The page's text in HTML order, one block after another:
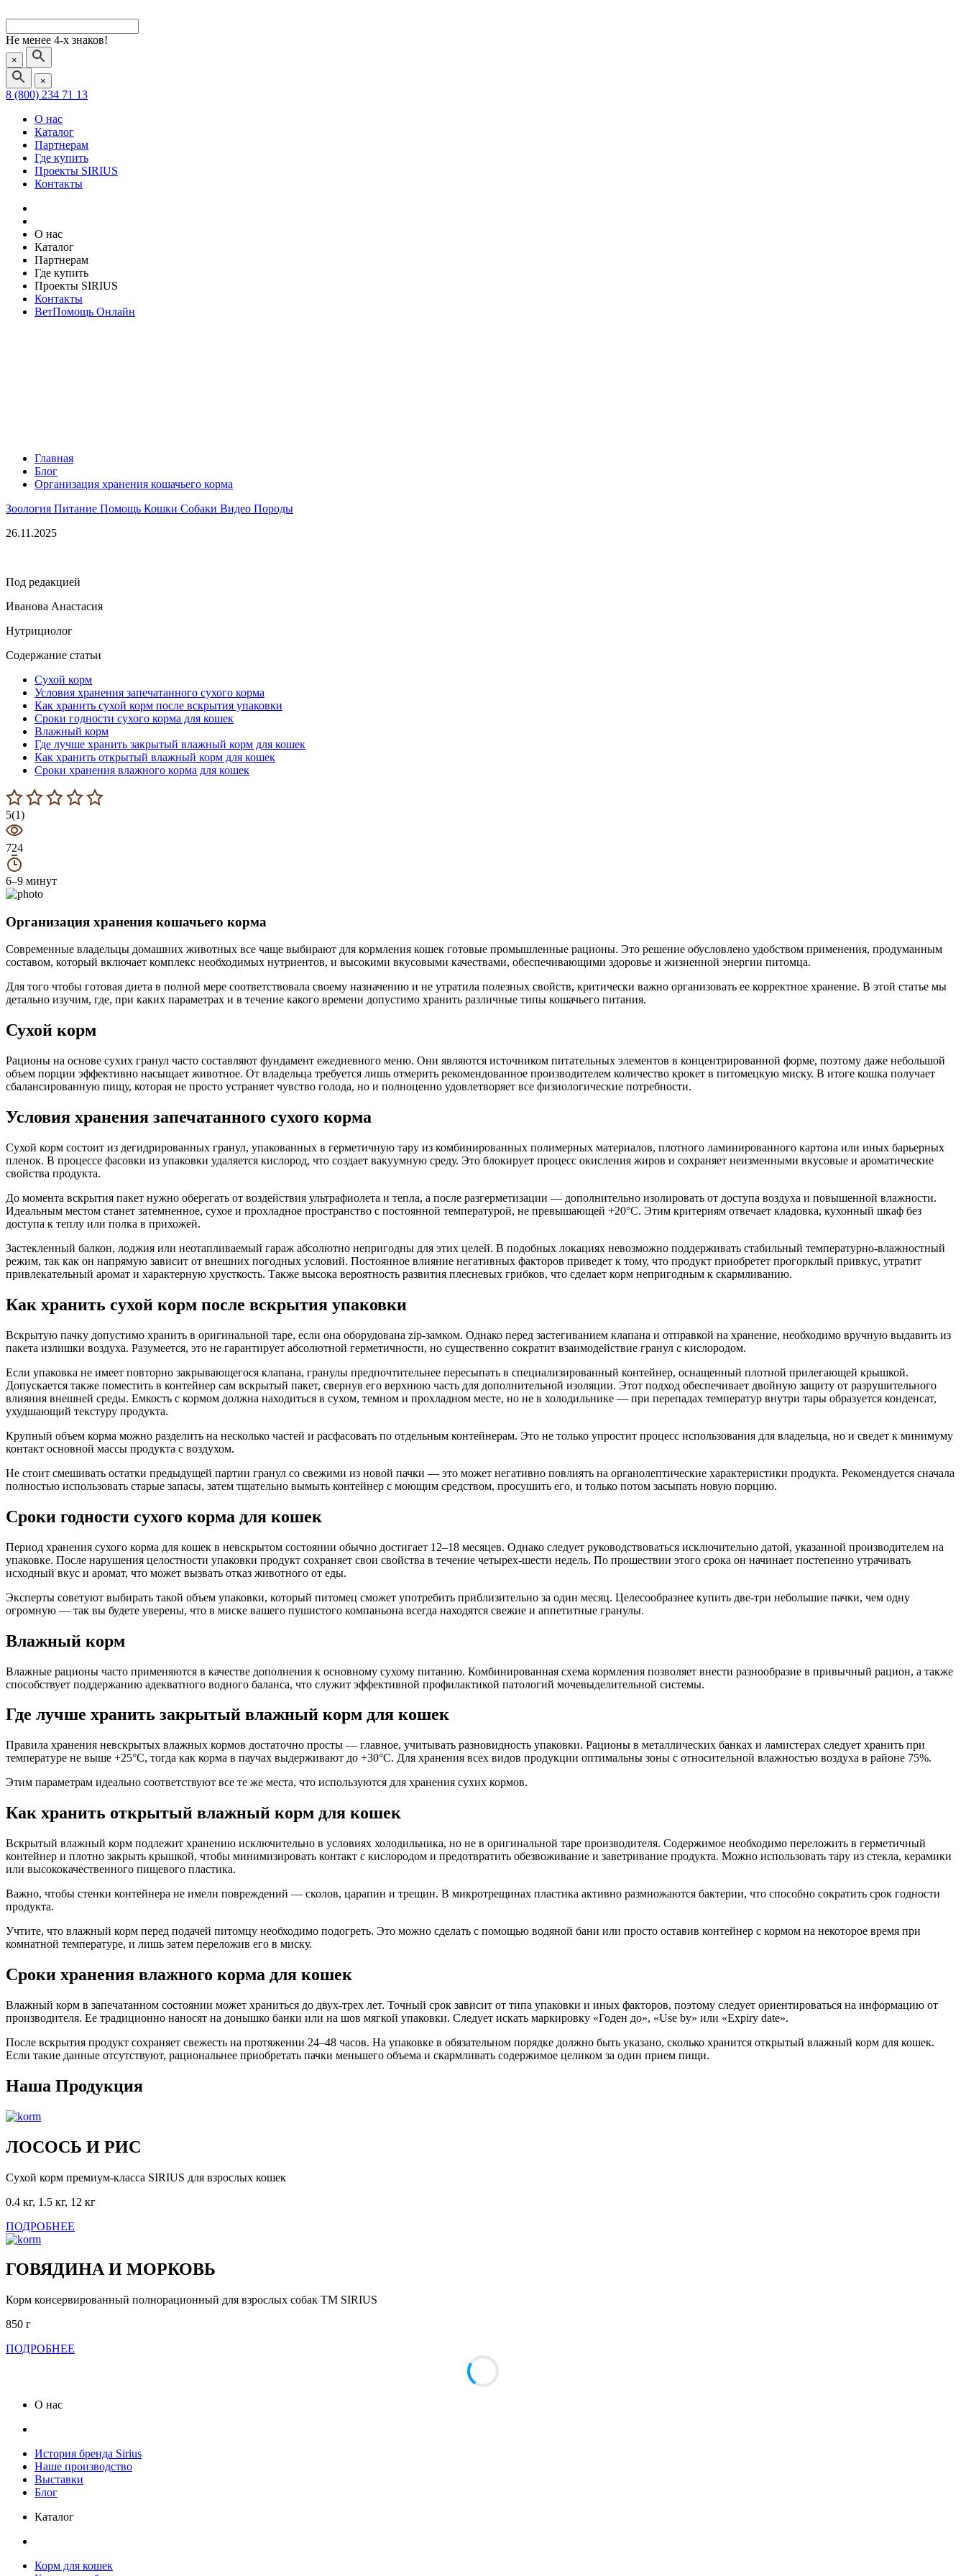
Не менее 4-х знаков!
×
×
8 (800) 234 71 13
О нас
Каталог
Партнерам
Где купить
Проекты SIRIUS
Контакты
О нас
Каталог
Партнерам
Где купить
Проекты SIRIUS
Контакты
ВетПомощь Онлайн
Главная
Блог
Организация хранения кошачьего корма
Зоология Питание Помощь Кошки Собаки Видео Породы
26.11.2025
Под редакцией
Иванова Анастасия
Нутрициолог
Содержание статьи
Сухой корм
Условия хранения запечатанного сухого корма
Как хранить сухой корм после вскрытия упаковки
Сроки годности сухого корма для кошек
Влажный корм
Где лучше хранить закрытый влажный корм для кошек
Как хранить открытый влажный корм для кошек
Сроки хранения влажного корма для кошек
5(1)
724
6–9 минут
Организация хранения кошачьего корма
Современные владельцы домашних животных все чаще выбирают для кормления кошек готовые промышленные рационы. Это решение обусловлено удобством применения, продуманным
составом, который включает комплекс необходимых нутриентов, и высокими вкусовыми качествами, обеспечивающими здоровье и жизненной энергии питомца.
Для того чтобы готовая диета в полной мере соответствовала своему назначению и не утратила полезных свойств, критически важно организовать ее корректное хранение. В этой статье мы
детально изучим, где, при каких параметрах и в течение какого времени допустимо хранить различные типы кошачьего питания.
Сухой корм
Рационы на основе сухих гранул часто составляют фундамент ежедневного меню. Они являются источником питательных элементов в концентрированной форме, поэтому даже небольшой
объем порции эффективно насыщает животное. От владельца требуется лишь отмерить рекомендованное производителем количество крокет в питомецкую миску. В итоге кошка получает
сбалансированную пищу, которая не просто устраняет чувство голода, но и полноценно удовлетворяет все физиологические потребности.
Условия хранения запечатанного сухого корма
Сухой корм состоит из дегидрированных гранул, упакованных в герметичную тару из комбинированных полимерных материалов, плотного ламинированного картона или иных барьерных
пленок. В процессе фасовки из упаковки удаляется кислород, что создает вакуумную среду. Это блокирует процесс окисления жиров и сохраняет неизменными вкусовые и ароматические
свойства продукта.
До момента вскрытия пакет нужно оберегать от воздействия ультрафиолета и тепла, а после разгерметизации — дополнительно изолировать от доступа воздуха и повышенной влажности.
Идеальным местом станет затемненное, сухое и прохладное пространство с постоянной температурой, не превышающей +20°C. Этим критериям отвечает кладовка, кухонный шкаф без
доступа к теплу или полка в прихожей.
Застекленный балкон, лоджия или неотапливаемый гараж абсолютно непригодны для этих целей. В подобных локациях невозможно поддерживать стабильный температурно-влажностный
режим, так как он напрямую зависит от внешних погодных условий. Постоянное влияние негативных факторов приведет к тому, что продукт приобретет прогорклый привкус, утратит
привлекательный аромат и характерную хрусткость. Также высока вероятность развития плесневых грибков, что сделает корм непригодным к скармливанию.
Как хранить сухой корм после вскрытия упаковки
Вскрытую пачку допустимо хранить в оригинальной таре, если она оборудована zip-замком. Однако перед застегиванием клапана и отправкой на хранение, необходимо вручную выдавить из
пакета излишки воздуха. Разумеется, это не гарантирует абсолютной герметичности, но существенно сократит взаимодействие гранул с кислородом.
Если упаковка не имеет повторно закрывающегося клапана, гранулы предпочтительнее пересыпать в специализированный контейнер, оснащенный плотной прилегающей крышкой.
Допускается также поместить в контейнер сам вскрытый пакет, свернув его верхнюю часть для дополнительной изоляции. Этот подход обеспечивает двойную защиту от разрушительного
влияния внешней среды. Емкость с кормом должна находиться в сухом, темном и прохладном месте, но не в холодильнике — при перепадах температур внутри тары образуется конденсат,
ухудшающий текстуру продукта.
Крупный объем корма можно разделить на несколько частей и расфасовать по отдельным контейнерам. Это не только упростит процесс использования для владельца, но и сведет к минимуму
контакт основной массы продукта с воздухом.
Не стоит смешивать остатки предыдущей партии гранул со свежими из новой пачки — это может негативно повлиять на органолептические характеристики продукта. Рекомендуется сначала
полностью использовать старые запасы, затем тщательно вымыть контейнер с моющим средством, просушить его, и только потом засыпать новую порцию.
Сроки годности сухого корма для кошек
Период хранения сухого корма для кошек в невскрытом состоянии обычно достигает 12–18 месяцев. Однако следует руководствоваться исключительно датой, указанной производителем на
упаковке. После нарушения целостности упаковки продукт сохраняет свои свойства в течение четырех-шести недель. По прошествии этого срока он начинает постепенно утрачивать
исходный вкус и аромат, что может вызвать отказ животного от еды.
Эксперты советуют выбирать такой объем упаковки, который питомец сможет употребить приблизительно за один месяц. Целесообразнее купить две-три небольшие пачки, чем одну
огромную — так вы будете уверены, что в миске вашего пушистого компаньона всегда находятся свежие и аппетитные гранулы.
Влажный корм
Влажные рационы часто применяются в качестве дополнения к основному сухому питанию. Комбинированная схема кормления позволяет внести разнообразие в привычный рацион, а также
способствует поддержанию адекватного водного баланса, что служит эффективной профилактикой патологий мочевыделительной системы.
Где лучше хранить закрытый влажный корм для кошек
Правила хранения невскрытых влажных кормов достаточно просты — главное, учитывать разновидность упаковки. Рационы в металлических банках и ламистерах следует хранить при
температуре не выше +25°С, тогда как корма в паучах выдерживают до +30°С. Для хранения всех видов продукции оптимальны зоны с относительной влажностью воздуха в районе 75%.
Этим параметрам идеально соответствуют все те же места, что используются для хранения сухих кормов.
Как хранить открытый влажный корм для кошек
Вскрытый влажный корм подлежит хранению исключительно в условиях холодильника, но не в оригинальной таре производителя. Содержимое необходимо переложить в герметичный
контейнер и плотно закрыть крышкой, чтобы минимизировать контакт с кислородом и предотвратить обезвоживание и заветривание продукта. Можно использовать тару из стекла, керамики
или высококачественного пищевого пластика.
Важно, чтобы стенки контейнера не имели повреждений — сколов, царапин и трещин. В микротрещинах пластика активно размножаются бактерии, что способно сократить срок годности
продукта.
Учтите, что влажный корм перед подачей питомцу необходимо подогреть. Это можно сделать с помощью водяной бани или просто оставив контейнер с кормом на некоторое время при
комнатной температуре, и лишь затем переложив его в миску.
Сроки хранения влажного корма для кошек
Влажный корм в запечатанном состоянии может храниться до двух-трех лет. Точный срок зависит от типа упаковки и иных факторов, поэтому следует ориентироваться на информацию от
производителя. Ее традиционно наносят на донышко банки или на шов мягкой упаковки. Следует искать маркировку «Годен до», «Use by» или «Expiry date».
После вскрытия продукт сохраняет свежесть на протяжении 24–48 часов. На упаковке в обязательном порядке должно быть указано, сколько хранится открытый влажный корм для кошек.
Если такие данные отсутствуют, рациональнее приобретать пачки меньшего объема и скармливать содержимое целиком за один прием пищи.
Наша Продукция
ЛОСОСЬ И РИС
Сухой корм премиум-класса SIRIUS для взрослых кошек
0.4 кг, 1.5 кг, 12 кг
ПОДРОБНЕЕ
ГОВЯДИНА И МОРКОВЬ
Корм консервированный полнорационный для взрослых собак ТМ SIRIUS
850 г
ПОДРОБНЕЕ
О нас
История бренда Sirius
Наше производство
Выставки
Блог
Каталог
Корм для кошек